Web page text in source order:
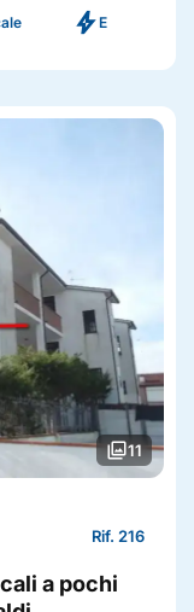
boltE
photo_library11
Rif. 216
a pochi